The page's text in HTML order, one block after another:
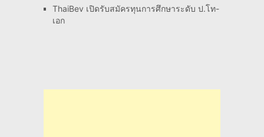
ThaiBev เปิดรับสมัครทุนการศึกษาระดับ ป.โท-
เอก